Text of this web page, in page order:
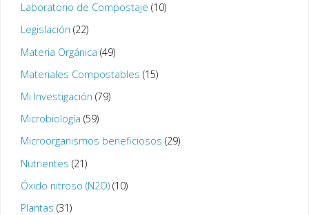
Laboratorio de Compostaje (10)
Legislación (22)
Materia Orgánica (49)
Materiales Compostables (15)
Mi Investigación (79)
Microbiología (59)
Microorganismos beneficiosos (29)
Nutrientes (21)
Óxido nitroso (N2O)(10)
Plantas (31)